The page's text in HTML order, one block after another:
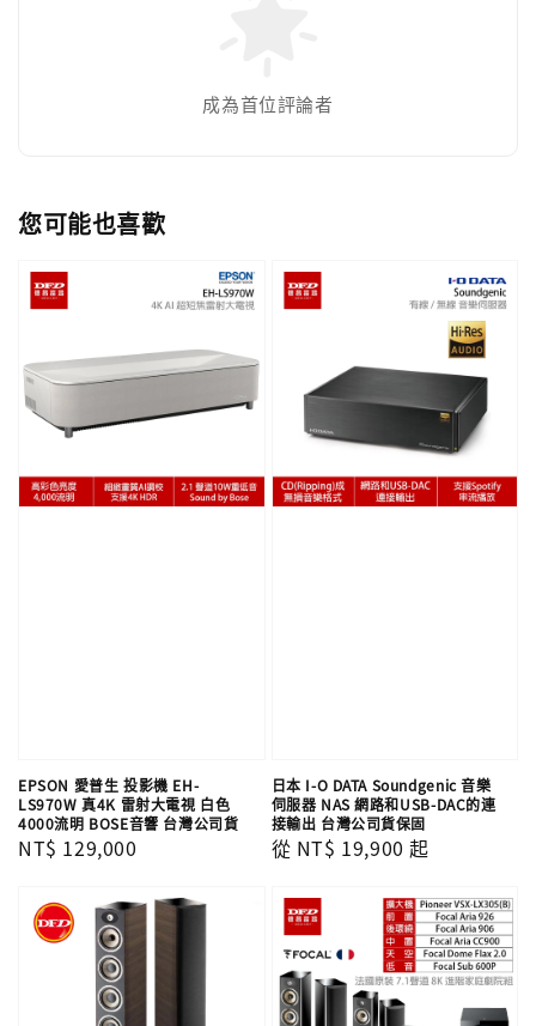
成為首位評論者
您可能也喜歡
EPSON 愛普生 投影機 EH-
LS970W 真4K 雷射大電視 白色
4000流明 BOSE音響 台灣公司貨
Regular
NT$ 129,000
日本 I-O DATA Soundgenic 音樂
伺服器 NAS 網路和USB-DAC的連
接輸出 台灣公司貨保固
Regular
從 NT$ 19,900 起